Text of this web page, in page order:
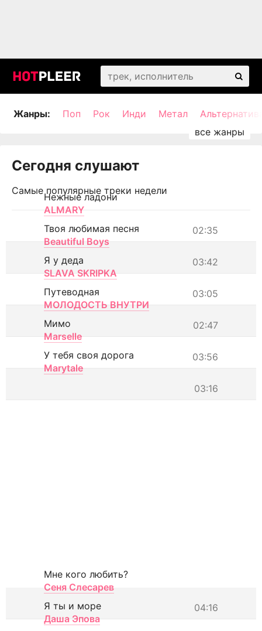
Жанры: Поп Рок Инди Метал
Сегодня слушают
Самые популярные треки недели
Нежные ладони
ALMARY
02:35
Твоя любимая песня
Beautiful Boys
03:42
Я у деда
SLAVA SKRIPKA
03:05
Путеводная
МОЛОДОСТЬ ВНУТРИ
02:47
Мимо
Marselle
03:56
У тебя своя дорога
Marytale
03:16
Мне кого любить?
Сеня Слесарев
04:16
Я ты и море
Даша Эпова